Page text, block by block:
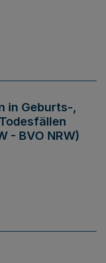
in Geburts-,
- BVO NRW)